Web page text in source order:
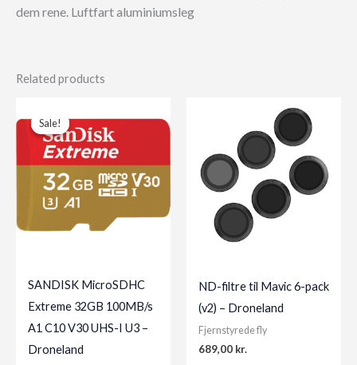
dem rene. Luftfart aluminiumsleg
Related products
Sale!
Sale!
SANDISK MicroSDHC
Extreme 32GB 100MB/s
A1 C10 V30 UHS-I U3 –
Droneland
ND-filtre til Mavic 6-pack
(v2) – Droneland
Fjernstyrede fly
689,00 kr.